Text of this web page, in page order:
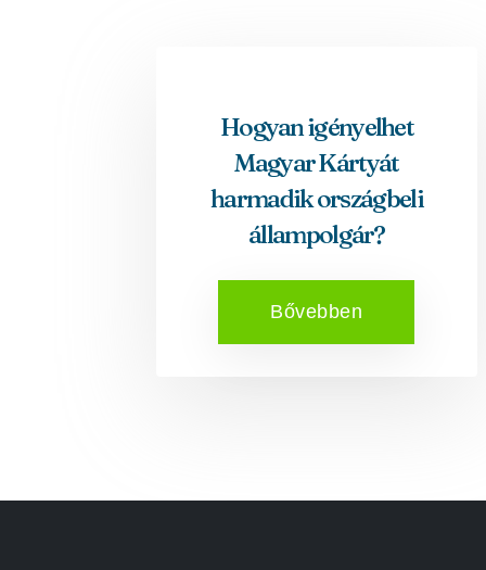
Hogyan igényelhet
Magyar Kártyát
harmadik országbeli
állampolgár?
Bővebben